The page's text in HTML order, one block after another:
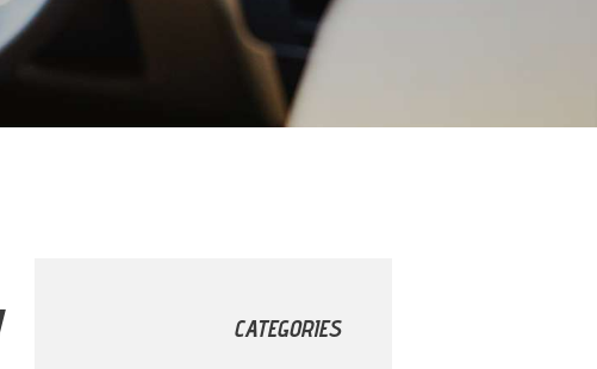
CATEGORIES